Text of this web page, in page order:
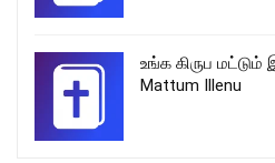
உங்க கிருப
Mattum Illenu